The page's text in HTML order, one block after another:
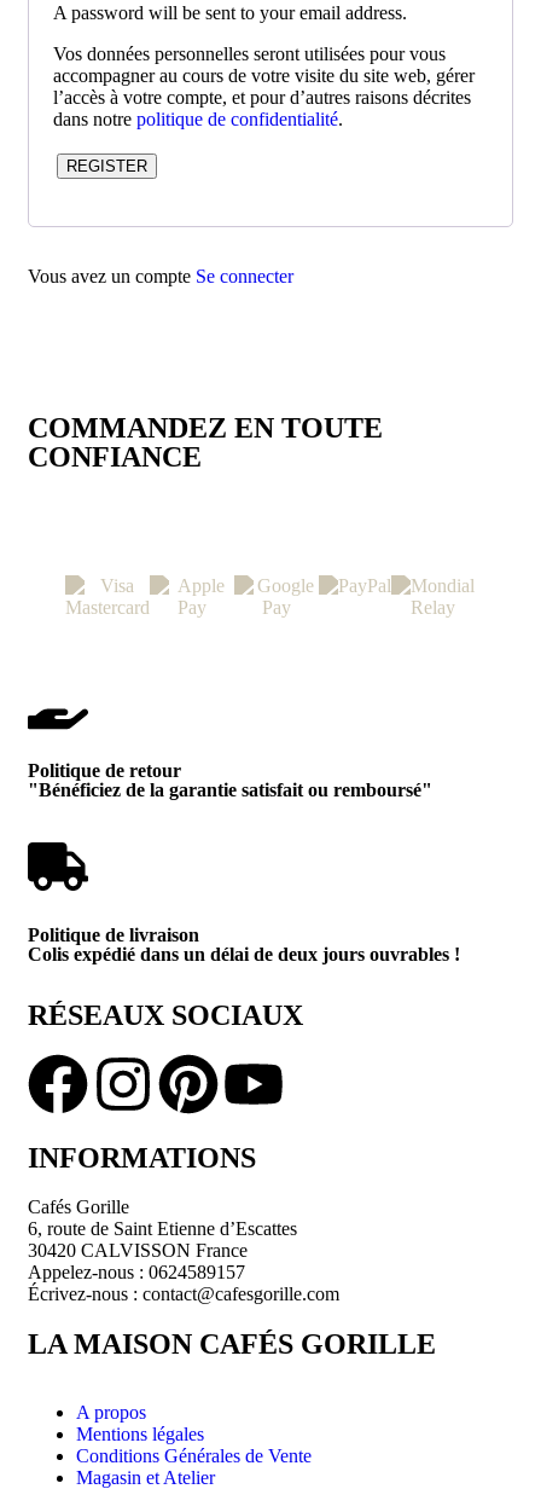
A password will be sent to your email address.
Vos données personnelles seront utilisées pour vous
accompagner au cours de votre visite du site web, gérer
l’accès à votre compte, et pour d’autres raisons décrites
dans notre politique de confidentialité.
REGISTER
Vous avez un compte Se connecter
COMMANDEZ EN TOUTE
CONFIANCE
Politique de retour
"Bénéficiez de la garantie satisfait ou remboursé"
Politique de livraison
Colis expédié dans un délai de deux jours ouvrables !
RÉSEAUX SOCIAUX
INFORMATIONS
Cafés Gorille
6, route de Saint Etienne d’Escattes
30420 CALVISSON France
Appelez-nous : 0624589157
Écrivez-nous : contact@cafesgorille.com
LA MAISON CAFÉS GORILLE
A propos
Mentions légales
Conditions Générales de Vente
Magasin et Atelier